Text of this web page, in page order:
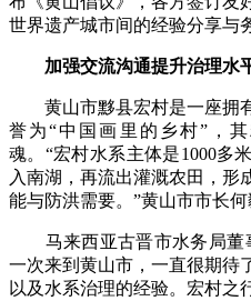
世界遗产城市间的经验分享与
加强交流沟通提升治理水
黄山市黟县宏村是一座拥
誉为“中国画里的乡村”，
魂。“宏村水系主体是1000多
入南湖，再流出灌溉农田，形
能与防洪需要。”黄山市市长何
马来西亚古晋市水务局董
一次来到黄山市，一直很期待
以及水系治理的经验。宏村之